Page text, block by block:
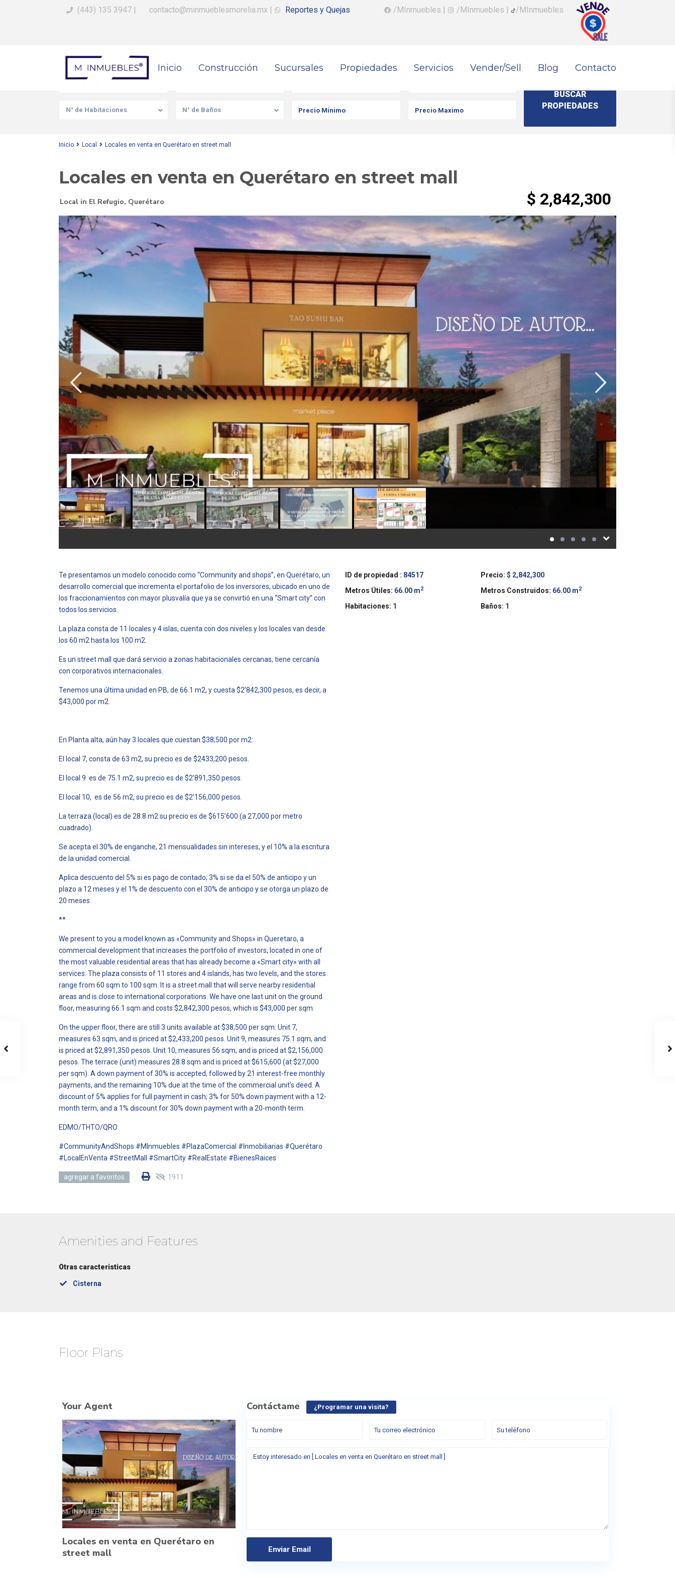
(443) 135 3947 | contacto@minmueblesmorelia.mx | Reportes y Quejas /MInmuebles | /MInmuebles | /MInmuebles
Inicio Construcción Sucursales Propiedades Servicios Vender/Sell Blog Contacto
Busca Tu Propiedad
N° de Habitaciones N° de Baños
Inicio Local Locales en venta en Querétaro en street mall
Locales en venta en Querétaro en street mall
Local in El Refugio, Querétaro $ 2,842,300
Te presentamos un modelo conocido como “Community and shops”, en Querétaro, un
desarrollo comercial que incrementa el portafolio de los inversores, ubicado en uno de
los fraccionamientos con mayor plusvalía que ya se convirtió en una “Smart city” con
todos los servicios.
La plaza consta de 11 locales y 4 islas, cuenta con dos niveles y los locales van desde
los 60 m2 hasta los 100 m2.
Es un street mall que dará servicio a zonas habitacionales cercanas, tiene cercanía
con corporativos internacionales.
Tenemos una última unidad en PB, de 66.1 m2, y cuesta $2’842,300 pesos, es decir, a
$43,000 por m2.
En Planta alta, aún hay 3 locales que cuestan $38,500 por m2:
El local 7, consta de 63 m2, su precio es de $2433,200 pesos.
El local 9 es de 75.1 m2, su precio es de $2’891,350 pesos.
El local 10, es de 56 m2, su precio es de $2’156,000 pesos.
La terraza (local) es de 28.8 m2 su precio es de $615’600 (a 27,000 por metro
cuadrado).
Se acepta el 30% de enganche, 21 mensualidades sin intereses, y el 10% a la escritura
de la unidad comercial.
Aplica descuento del 5% si es pago de contado; 3% si se da el 50% de anticipo y un
plazo a 12 meses y el 1% de descuento con el 30% de anticipo y se otorga un plazo de
20 meses.
**
We present to you a model known as «Community and Shops» in Queretaro, a
commercial development that increases the portfolio of investors, located in one of
the most valuable residential areas that has already become a «Smart city» with all
services. The plaza consists of 11 stores and 4 islands, has two levels, and the stores
range from 60 sqm to 100 sqm. It is a street mall that will serve nearby residential
areas and is close to international corporations. We have one last unit on the ground
floor, measuring 66.1 sqm and costs $2,842,300 pesos, which is $43,000 per sqm.
On the upper floor, there are still 3 units available at $38,500 per sqm: Unit 7,
measures 63 sqm, and is priced at $2,433,200 pesos. Unit 9, measures 75.1 sqm, and
is priced at $2,891,350 pesos. Unit 10, measures 56 sqm, and is priced at $2,156,000
pesos. The terrace (unit) measures 28.8 sqm and is priced at $615,600 (at $27,000
per sqm). A down payment of 30% is accepted, followed by 21 interest-free monthly
payments, and the remaining 10% due at the time of the commercial unit’s deed. A
discount of 5% applies for full payment in cash; 3% for 50% down payment with a 12-
month term, and a 1% discount for 30% down payment with a 20-month term.
EDMO/THTO/QRO
#CommunityAndShops #MInmuebles #PlazaComercial #Inmobiliarias #Querétaro
#LocalEnVenta #StreetMall #SmartCity #RealEstate #BienesRaices
agregar a favoritos 1911
ID de propiedad : 84517 Precio: $ 2,842,300
Metros Útiles: 66.00 m2 Metros Construidos: 66.00 m2
Habitaciones: 1 Baños: 1
Amenities and Features
Otras caracteristicas
Cisterna
Floor Plans
Your Agent
Locales en venta en Querétaro en
street mall
Contáctame ¿Programar una visita?